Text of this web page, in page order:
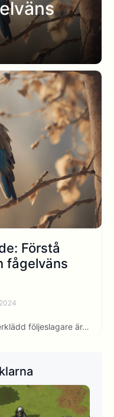
Förstå
fågelväns
följeslagare är…